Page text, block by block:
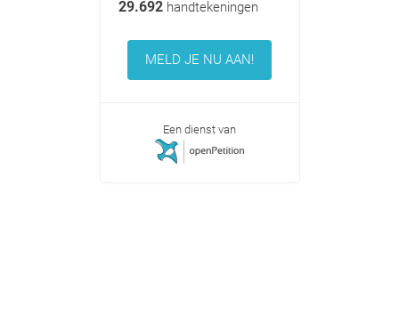
29.692handtekeningen
MELD JE NU AAN!
Een dienst van